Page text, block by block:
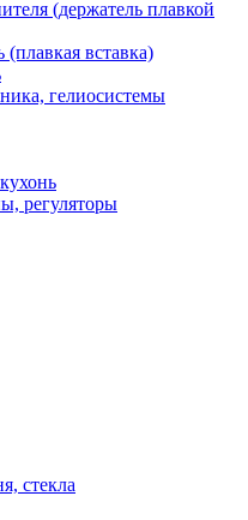
(держатель плавкой
вставка)
гелиосистемы
регуляторы
стекла